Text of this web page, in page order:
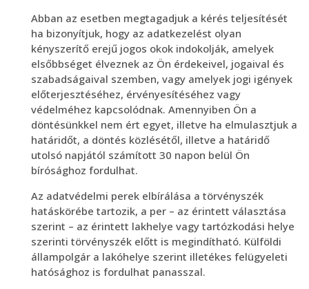
Abban az esetben megtagadjuk a kérés teljesítését
ha bizonyítjuk, hogy az adatkezelést olyan
kényszerítő erejű jogos okok indokolják, amelyek
elsőbbséget élveznek az Ön érdekeivel, jogaival és
szabadságaival szemben, vagy amelyek jogi igények
előterjesztéséhez, érvényesítéséhez vagy
védelméhez kapcsolódnak. Amennyiben Ön a
döntésünkkel nem ért egyet, illetve ha elmulasztjuk a
határidőt, a döntés közlésétől, illetve a határidő
utolsó napjától számított 30 napon belül Ön
bírósághoz fordulhat.
Az adatvédelmi perek elbírálása a törvényszék
hatáskörébe tartozik, a per – az érintett választása
szerint – az érintett lakhelye vagy tartózkodási helye
szerinti törvényszék előtt is megindítható. Külföldi
állampolgár a lakóhelye szerint illetékes felügyeleti
hatósághoz is fordulhat panasszal.